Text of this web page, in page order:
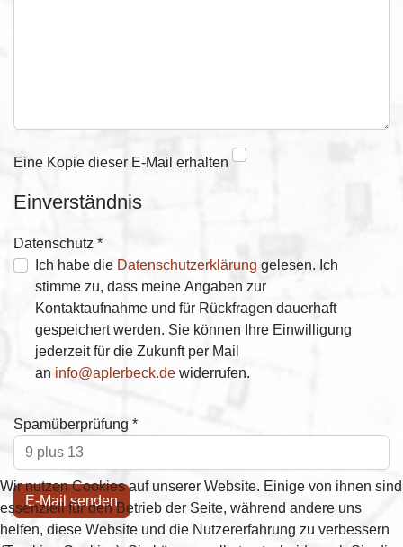
Eine Kopie dieser E-Mail erhalten
Einverständnis
Datenschutz *
Datenschutz
Ich habe die Datenschutzerklärung gelesen. Ich
stimme zu, dass meine Angaben zur
Kontaktaufnahme und für Rückfragen dauerhaft
gespeichert werden. Sie können Ihre Einwilligung
jederzeit für die Zukunft per Mail
an info@aplerbeck.de widerrufen.
Spamüberprüfung *
E-Mail senden
Wir nutzen Cookies auf unserer Website. Einige von ihnen sind
essenziell für den Betrieb der Seite, während andere uns
helfen, diese Website und die Nutzererfahrung zu verbessern